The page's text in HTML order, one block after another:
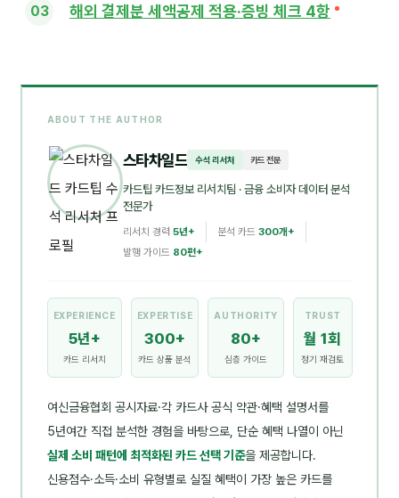
해외 결제분 세액공제 적용·증빙 체크 4항
ABOUT THE AUTHOR
스타차일드 수석 리서처 카드 전문
카드팁 카드정보 리서치팀 · 금융 소비자 데이터 분석
전문가
리서치 경력 5년+ 분석 카드 300개+
발행 가이드 80편+
EXPERIENCE
5년+
카드 리서치
EXPERTISE
300+
카드 상품 분석
AUTHORITY
80+
심층 가이드
TRUST
월 1회
정기 재검토
여신금융협회 공시자료·각 카드사 공식 약관·혜택 설명서를
5년여간 직접 분석한 경험을 바탕으로, 단순 혜택 나열이 아닌
실제 소비 패턴에 최적화된 카드 선택 기준을 제공합니다.
신용점수·소득·소비 유형별로 실질 혜택이 가장 높은 카드를